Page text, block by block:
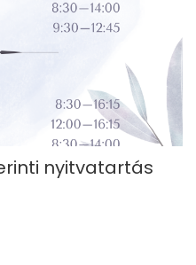
nyitvatartás